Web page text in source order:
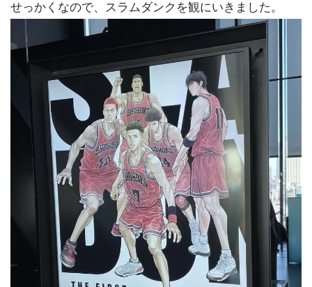
せっかくなので、スラムダンクを観にいきました。